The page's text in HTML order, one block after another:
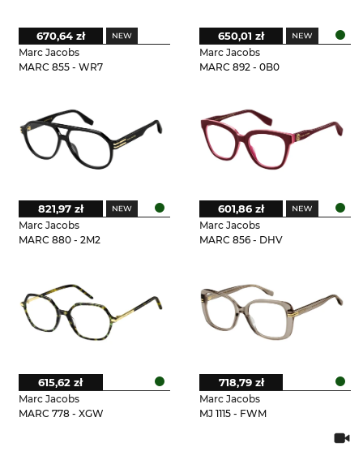
Marc Jacobs
MARC 855 - WR7
670,64 zł
Marc Jacobs
MARC 892 - 0B0
650,01 zł
Marc Jacobs
MARC 880 - 2M2
821,97 zł
Marc Jacobs
MARC 856 - DHV
601,86 zł
Marc Jacobs
MARC 778 - XGW
615,62 zł
Marc Jacobs
MJ 1115 - FWM
718,79 zł